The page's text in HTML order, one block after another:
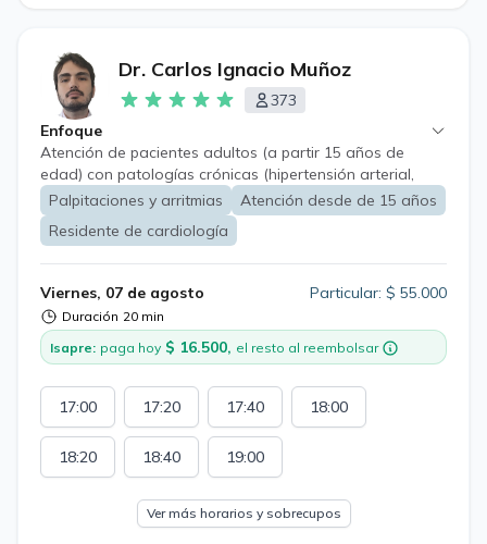
Dr. Carlos Ignacio Muñoz
373
Enfoque
Atención de pacientes adultos (a partir 15 años de
edad) con patologías crónicas (hipertensión arterial,
diabetes mellitus, insuficiencia cardíaca, daño hepático
crónico, entre otros) con énfasis en enfermedades
cardiovasculares, tanto en diagnóstico y tratamiento.
Palpitaciones y arritmias
Atención desde de 15 años
Residente de cardiología
Viernes, 07 de agosto
Duración 20 min
Particular: $ 55.000
Isapre: paga hoy $ 16.500, el resto al reembolsar
17:00 17:20 17:40 18:00
18:20 18:40 19:00
Ver más horarios y sobrecupos